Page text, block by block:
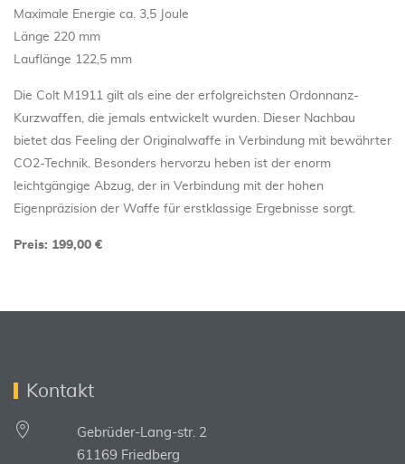
Maximale Energie ca. 3,5 Joule
Länge 220 mm
Lauflänge 122,5 mm
Die Colt M1911 gilt als eine der erfolgreichsten Ordonnanz-
Kurzwaffen, die jemals entwickelt wurden. Dieser Nachbau
bietet das Feeling der Originalwaffe in Verbindung mit bewährter
CO2-Technik. Besonders hervorzu heben ist der enorm
leichtgängige Abzug, der in Verbindung mit der hohen
Eigenpräzision der Waffe für erstklassige Ergebnisse sorgt.
Preis: 199,00 €
Kontakt
Gebrüder-Lang-str. 2
61169 Friedberg